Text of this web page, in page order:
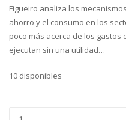
Figueiro analiza los
ahorro y el consumo en los
poco más acerca de los
ejecutan sin una utilidad…
10 disponibles